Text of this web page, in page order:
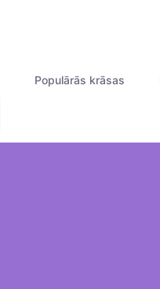
Populārās krāsas